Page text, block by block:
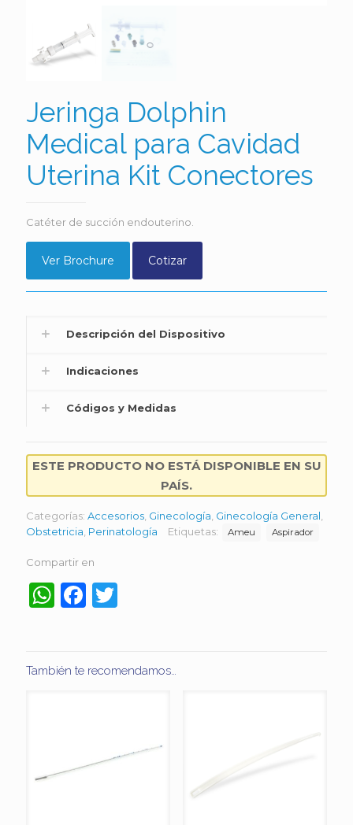
Jeringa Dolphin
Medical para Cavidad
Uterina Kit Conectores
Catéter de succión endouterino.
Ver Brochure Cotizar
Descripción del Dispositivo
Indicaciones
Códigos y Medidas
ESTE PRODUCTO NO ESTÁ DISPONIBLE EN SU
PAÍS.
Categorías: Accesorios Ginecología Ginecología General
Obstetricia Perinatología Etiquetas: Ameu Aspirador
Compartir en
WhatsApp
Facebook
También te recomendamos…